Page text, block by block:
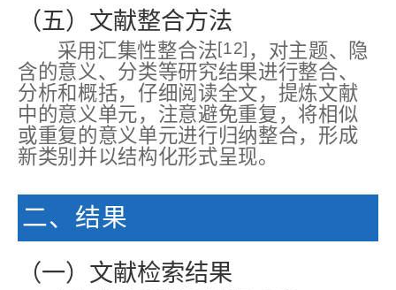
（五）文献整合方法
采用汇集性整合法[12] ，对主题、隐
含的意义、分类等研究结果进行整合、
分析和概括，仔细阅读全文，提炼文献
中的意义单元，注意避免重复，将相似
或重复的意义单元进行归纳整合，形成
新类别并以结构化形式呈现。
二、结果
（一）文献检索结果